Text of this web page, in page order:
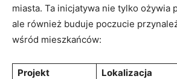
miasta. Ta inicjatywa nie tylko ożywia
ale również buduje ⁤poczucie⁣
wśród mieszkańców:
Projekt Lokalizacja